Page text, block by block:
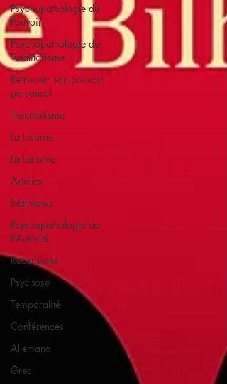
Psychopathologie du
Pouvoir
Psychopathologie du
Totalitarisme
Retrouver son pouvoir
personnel
Traumatisme
La Licorne
La Lucarne
Articles
Interviews
Psychopathologie de
l'Autorité
Recensions
Psychose
Temporalité
Conférences
Allemand
Grec